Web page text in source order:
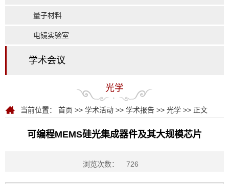
量子材料
电镜实验室
学术会议
光学
当前位置： 首页 >> 学术活动 >> 学术报告 >> 光学 >> 正文
可编程MEMS硅光集成器件及其大规模芯片
浏览次数： 726